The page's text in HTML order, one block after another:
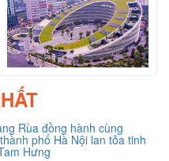
Rùa đồng hành cùng
phố Hà Nội lan tỏa tinh
Hưng